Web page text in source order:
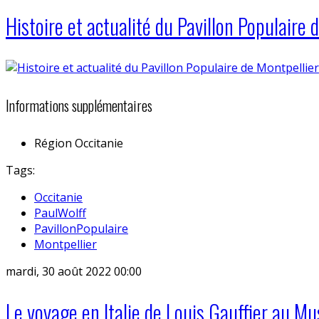
Histoire et actualité du Pavillon Populaire
Informations supplémentaires
Région Occitanie
Tags:
Occitanie
PaulWolff
PavillonPopulaire
Montpellier
mardi, 30 août 2022 00:00
Le voyage en Italie de Louis Gauffier au